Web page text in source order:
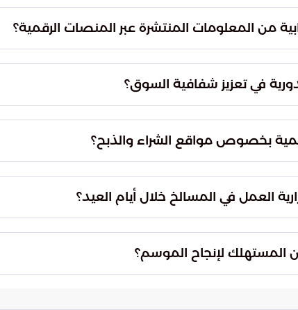
بالحيوان أثناء النقل والتداول، ورصد المخالفات
اللحوم للاستهلاك.
من المعلومات المنتشرة عبر المنصات الرقمية؟
على أن واقع السوق يعكس استقراراً حقيقياً
على المعلومات من المصادر الرسمية فقط.
في تعزيز شفافية السوق؟
اتخاذ قرارات شراء مدروسة، وتزيد من وعيهم حول
التلاعب أو التضليل التجاري.
بخصوص مواقع الشراء والذبح؟
التوجه للمسالخ المعتمدة التي تضم كوادر
من الممارسات العشوائية.
العمل في المسالخ خلال أيام العيد؟
في هذه المنشآت طوال أيام العيد دون انقطاع،
المضحين وسرعة إنجاز عملياتهم.
المستهلك لإنجاح الموسم؟